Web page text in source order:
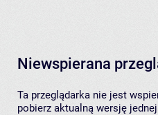
Niewspierana
Ta przeglądarka nie jest
pobierz aktualną wersję